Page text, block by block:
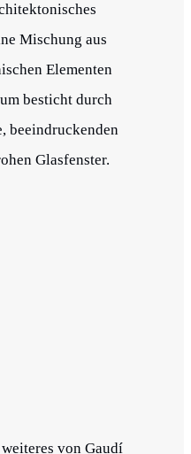
Mischung aus
Elementen
besticht durch
beeindruckenden
Glasfenster.
von Gaudí